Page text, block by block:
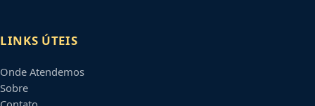
LINKS ÚTEIS
Onde Atendemos
Sobre